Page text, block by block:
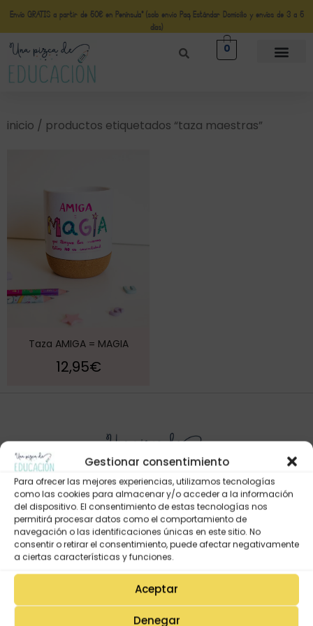
Gestionar consentimiento
Para ofrecer las mejores experiencias, utilizamos tecnologías
como las cookies para almacenar y/o acceder a la información
del dispositivo. El consentimiento de estas tecnologías nos
permitirá procesar datos como el comportamiento de
navegación o las identificaciones únicas en este sitio. No
consentir o retirar el consentimiento, puede afectar negativamente
a ciertas características y funciones.
Aceptar
Denegar
Envío GRATIS a partir de 50€ en Península* (solo envio Paq Estándar Domicilio y envíos de 3 a 5
días)
0
inicio / productos etiquetados “taza maestras”
Taza AMIGA = MAGIA
12,95€
Mi Cuenta
Lista de deseos
Mi Perfil
Descargas
Estado de mi pedido